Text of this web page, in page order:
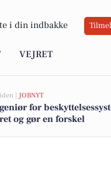
i din indbakke
VEJRET
| JOBNYT
for
og gør en forskel